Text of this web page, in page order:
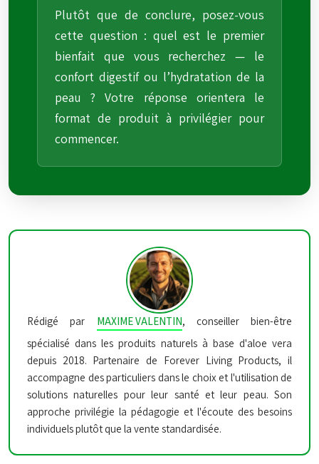
Plutôt que de conclure, posez-vous
cette question : quel est le premier
bienfait que vous recherchez — le
confort digestif ou l’hydratation de la
peau ? Votre réponse orientera le
format de produit à privilégier pour
commencer.
Rédigé par MAXIME VALENTIN, conseiller bien-être
spécialisé dans les produits naturels à base d'aloe vera
depuis 2018. Partenaire de Forever Living Products, il
accompagne des particuliers dans le choix et l'utilisation de
solutions naturelles pour leur santé et leur peau. Son
approche privilégie la pédagogie et l'écoute des besoins
individuels plutôt que la vente standardisée.